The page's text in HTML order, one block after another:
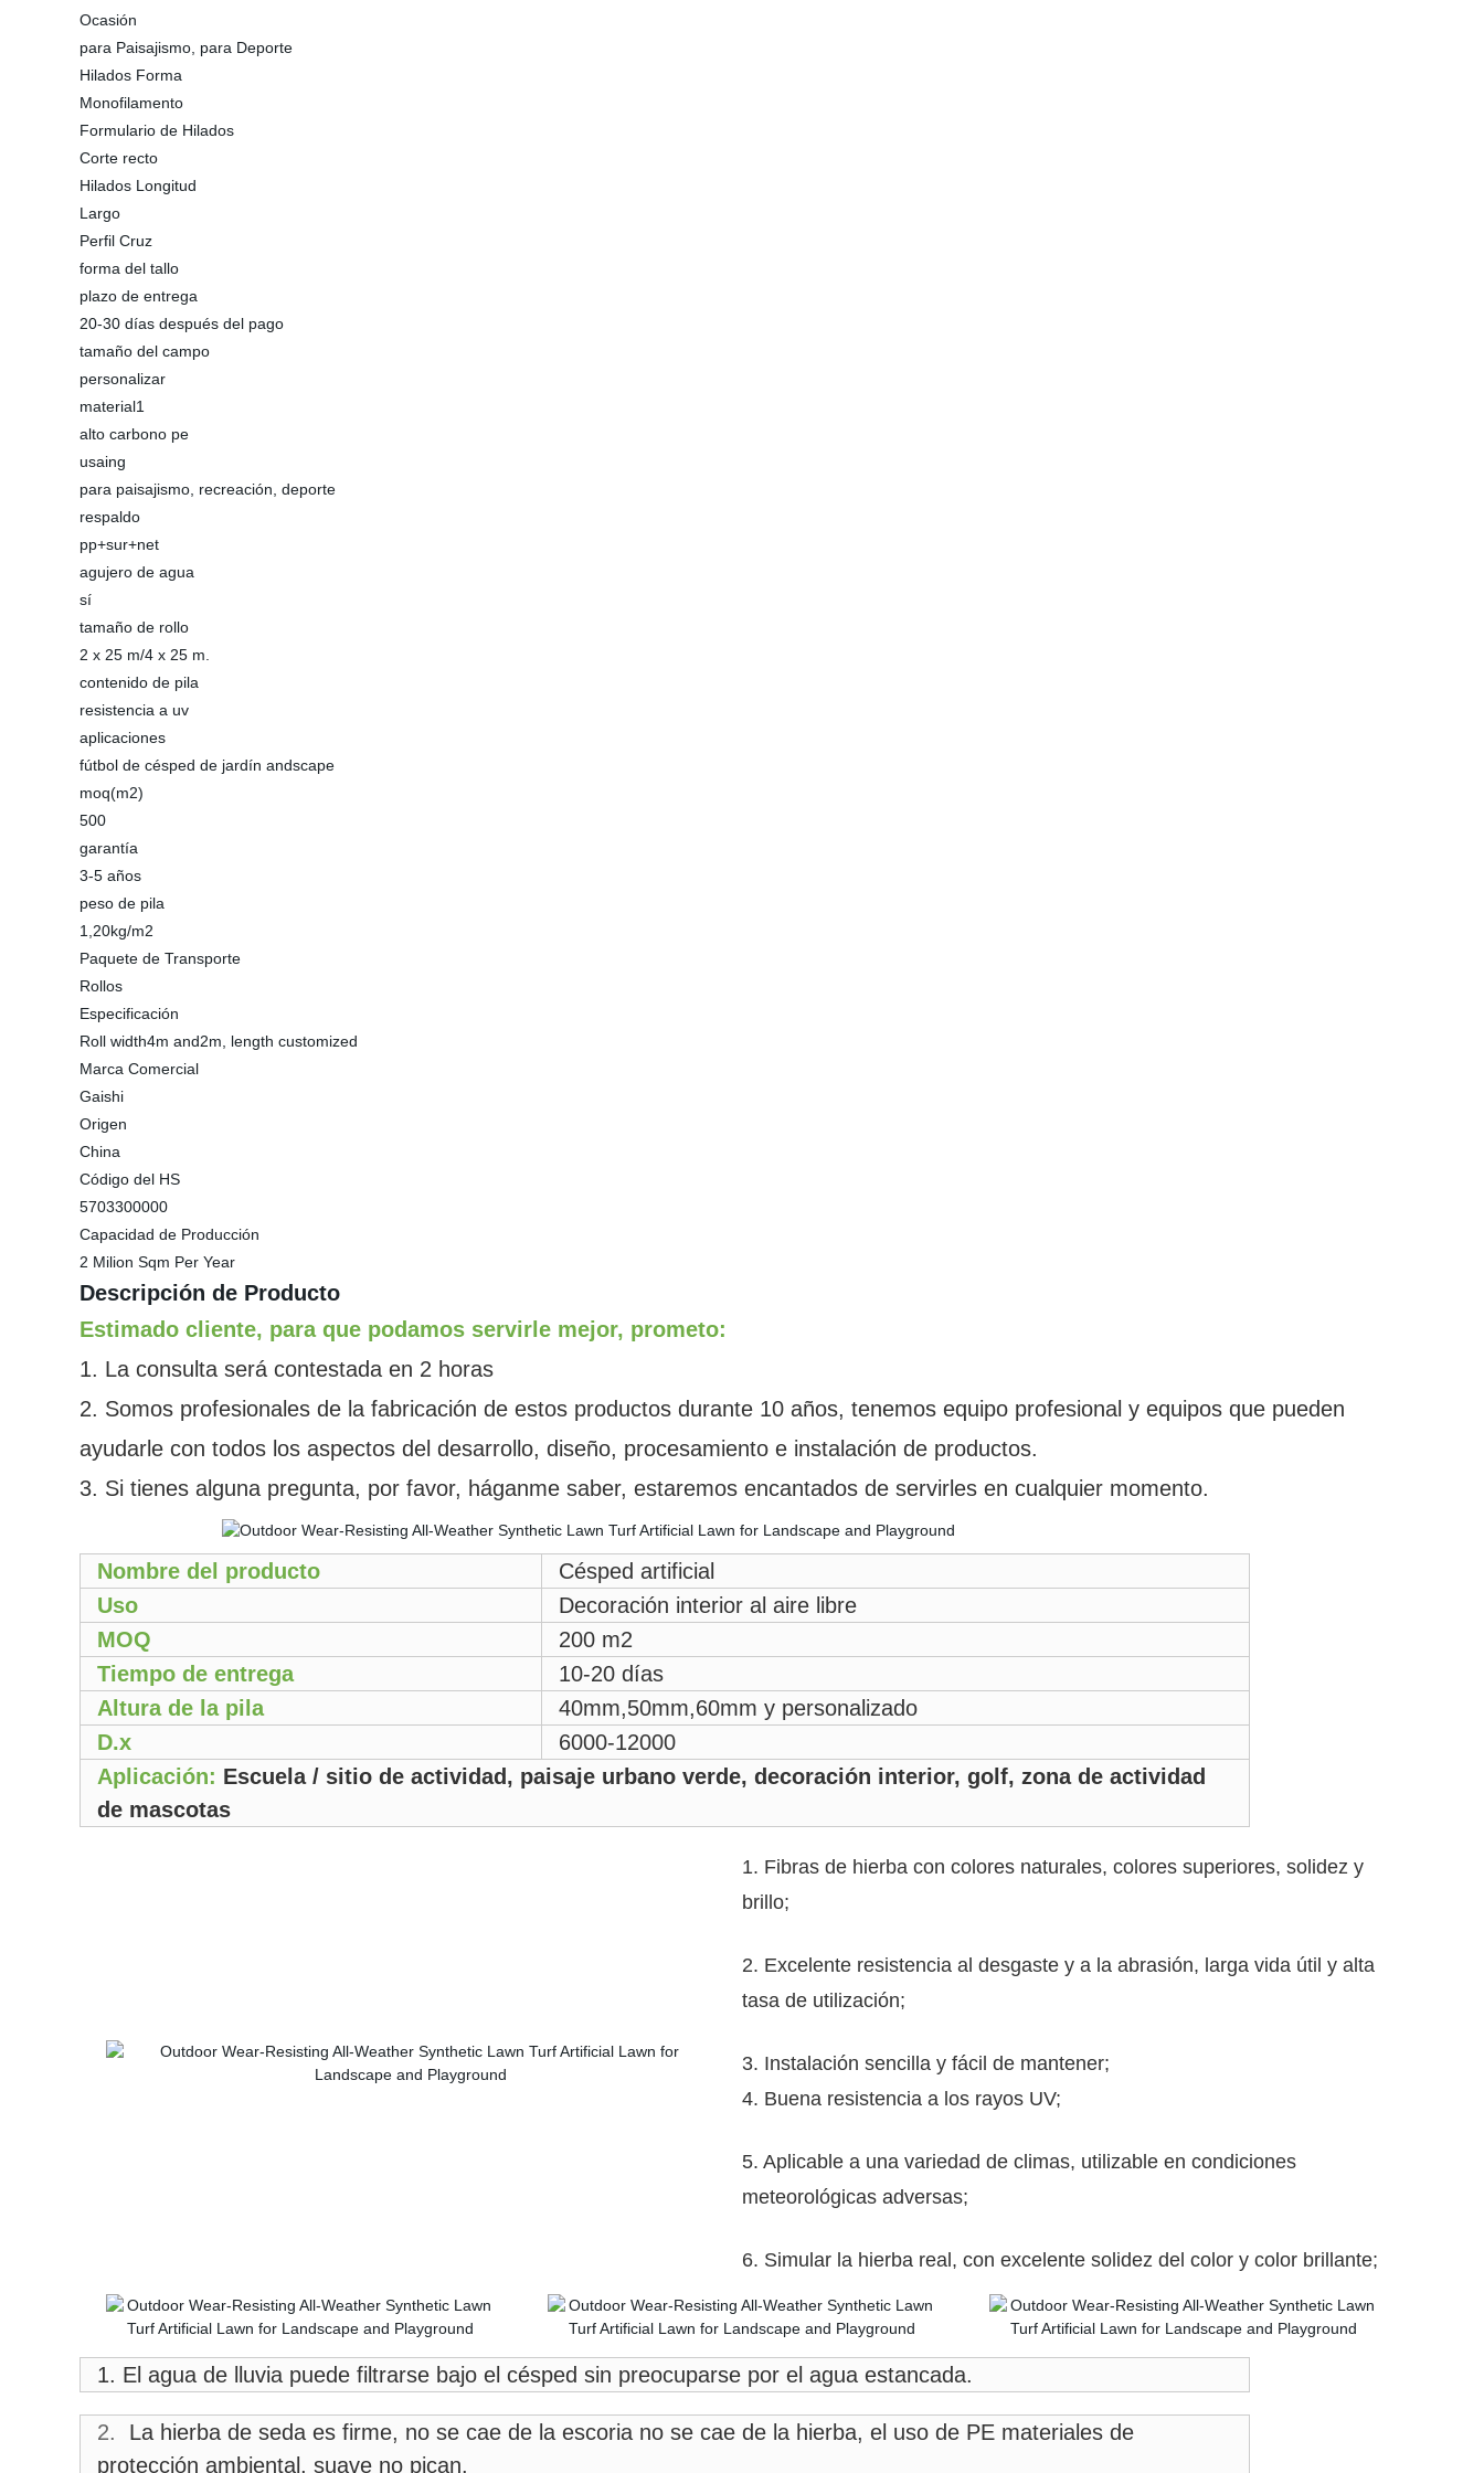
Ocasión
para Paisajismo, para Deporte
Hilados Forma
Monofilamento
Formulario de Hilados
Corte recto
Hilados Longitud
Largo
Perfil Cruz
forma del tallo
plazo de entrega
20-30 días después del pago
tamaño del campo
personalizar
material1
alto carbono pe
usaing
para paisajismo, recreación, deporte
respaldo
pp+sur+net
agujero de agua
sí
tamaño de rollo
2 x 25 m/4 x 25 m.
contenido de pila
resistencia a uv
aplicaciones
fútbol de césped de jardín andscape
moq(m2)
500
garantía
3-5 años
peso de pila
1,20kg/m2
Paquete de Transporte
Rollos
Especificación
Roll width4m and2m, length customized
Marca Comercial
Gaishi
Origen
China
Código del HS
5703300000
Capacidad de Producción
2 Milion Sqm Per Year
Descripción de Producto
Estimado cliente, para que podamos servirle mejor, prometo:
1. La consulta será contestada en 2 horas
2. Somos profesionales de la fabricación de estos productos durante 10 años, tenemos equipo profesional y equipos que pueden
ayudarle con todos los aspectos del desarrollo, diseño, procesamiento e instalación de productos.
3. Si tienes alguna pregunta, por favor, háganme saber, estaremos encantados de servirles en cualquier momento.
Nombre del producto
Césped artificial
Uso
Decoración interior al aire libre
MOQ
200 m2
Tiempo de entrega
10-20 días
Altura de la pila
40mm,50mm,60mm y personalizado
D.x
6000-12000
Aplicación: Escuela / sitio de actividad, paisaje urbano verde, decoración interior, golf, zona de actividad
de mascotas
1. Fibras de hierba con colores naturales, colores superiores, solidez y
brillo;
2. Excelente resistencia al desgaste y a la abrasión, larga vida útil y alta
tasa de utilización;
3. Instalación sencilla y fácil de mantener;
4. Buena resistencia a los rayos UV;
5. Aplicable a una variedad de climas, utilizable en condiciones
meteorológicas adversas;
6. Simular la hierba real, con excelente solidez del color y color brillante;
1. El agua de lluvia puede filtrarse bajo el césped sin preocuparse por el agua estancada.
2.
La hierba de seda es firme, no se cae de la escoria no se cae de la hierba, el uso de PE materiales de
protección ambiental, suave no pican.